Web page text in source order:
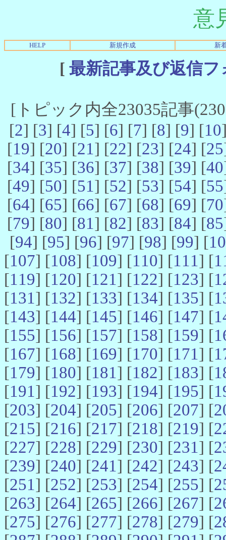
意
HELP 新規作成 新
[ 最新記事及び返信
[トピック内全23035記事
[2] [3] [4] [5] [6] [7] [8] [9] [10
[19] [20] [21] [22] [23] [24] [25
[34] [35] [36] [37] [38] [39] [40
[49] [50] [51] [52] [53] [54] [55
[64] [65] [66] [67] [68] [69] [70
[79] [80] [81] [82] [83] [84] [85
[94] [95] [96] [97] [98] [99] [
[107] [108] [109] [110] [111] [
[119] [120] [121] [122] [123] [
[131] [132] [133] [134] [135] [
[143] [144] [145] [146] [147] [
[155] [156] [157] [158] [159] [
[167] [168] [169] [170] [171] [
[179] [180] [181] [182] [183] [
[191] [192] [193] [194] [195] [
[203] [204] [205] [206] [207] [
[215] [216] [217] [218] [219] [
[227] [228] [229] [230] [231] [
[239] [240] [241] [242] [243] [
[251] [252] [253] [254] [255] [
[263] [264] [265] [266] [267] [
[275] [276] [277] [278] [279] [